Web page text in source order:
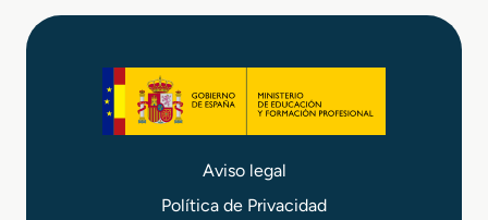
Aviso legal
Política de Privacidad